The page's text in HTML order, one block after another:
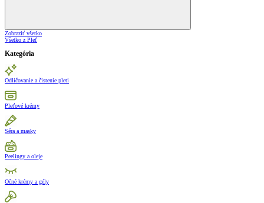
Zobraziť všetko
Všetko z Pleť
Kategória
Odličovanie a čistenie pleti
Pleťové krémy
Séra a masky
Peelingy a oleje
Očné krémy a gély